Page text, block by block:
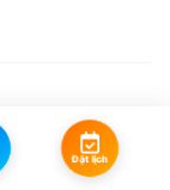
Đặt lịch